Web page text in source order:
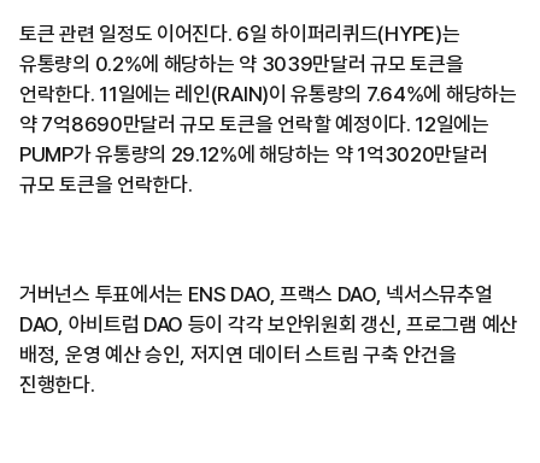
토큰 관련 일정도 이어진다. 6일 하이퍼리퀴드(HYPE)는
유통량의 0.2%에 해당하는 약 3039만달러 규모 토큰을
언락한다. 11일에는 레인(RAIN)이 유통량의 7.64%에 해당하는
약 7억8690만달러 규모 토큰을 언락할 예정이다. 12일에는
PUMP가 유통량의 29.12%에 해당하는 약 1억3020만달러
규모 토큰을 언락한다.
거버넌스 투표에서는 ENS DAO, 프랙스 DAO, 넥서스뮤추얼
DAO, 아비트럼 DAO 등이 각각 보안위원회 갱신, 프로그램 예산
배정, 운영 예산 승인, 저지연 데이터 스트림 구축 안건을
진행한다.